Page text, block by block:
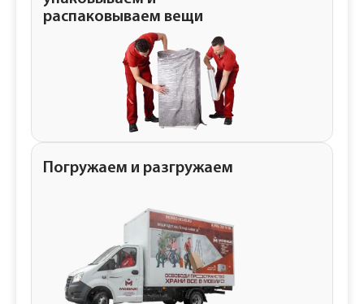
распаковываем вещи
Погружаем и разгружаем